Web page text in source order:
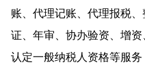
账、代理记账、代理报税
证、年审、协办验资、增
认定一般纳税人资格等服